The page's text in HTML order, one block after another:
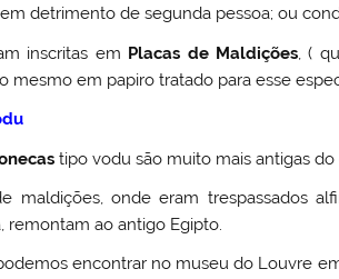
detrimento de segunda pessoa; ou
inscritas em Placas de Maldições, (
mesmo em papiro tratado para esse
tipo vodu são muito mais antigas
maldições, onde eram trespassados
remontam ao antigo Egipto.
encontrar no museu do Louvre